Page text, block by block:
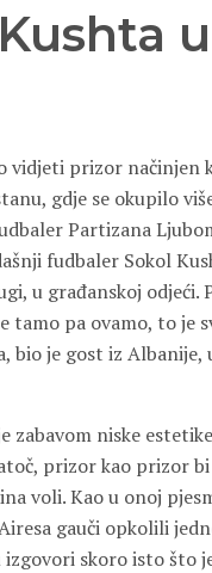
vidjeti prizor načinjen
gdje se okupilo
Partizana
fudbaler Sokol
u građanskoj
tamo pa ovamo, to je
bio je gost iz Albanije,
zabavom niske
prizor kao prizor
voli. Kao u onoj
gauči opkolili
skoro isto što